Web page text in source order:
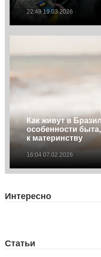
22:49 19.03.2026
Как живут в
особенности
к материнству
16:04 07.02.2026
Интересно
Статьи